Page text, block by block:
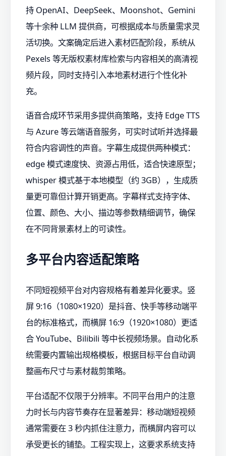
持 OpenAI、DeepSeek、Moonshot、Gemini
等十余种 LLM 提供商，可根据成本与质量需求灵
活切换。文案确定后进入素材匹配阶段，系统从
Pexels 等无版权素材库检索与内容相关的高清视
频片段，同时支持引入本地素材进行个性化补
充。
语音合成环节采用多提供商策略，支持 Edge TTS
与 Azure 等云端语音服务，可实时试听并选择最
符合内容调性的声音。字幕生成提供两种模式：
edge 模式速度快、资源占用低，适合快速原型；
whisper 模式基于本地模型（约 3GB），生成质
量更可靠但计算开销更高。字幕样式支持字体、
位置、颜色、大小、描边等参数精细调节，确保
在不同背景素材上的可读性。
多平台内容适配策略
不同短视频平台对内容规格有着差异化要求。竖
屏 9:16（1080×1920）是抖音、快手等移动端平
台的标准格式，而横屏 16:9（1920×1080）更适
合 YouTube、Bilibili 等中长视频场景。自动化系
统需要内置输出规格模板，根据目标平台自动调
整画布尺寸与素材裁剪策略。
平台适配不仅限于分辨率。不同平台用户的注意
力时长与内容节奏存在显著差异：移动端短视频
通常需要在 3 秒内抓住注意力，而横屏内容可以
承受更长的铺垫。工程实现上，这要求系统支持